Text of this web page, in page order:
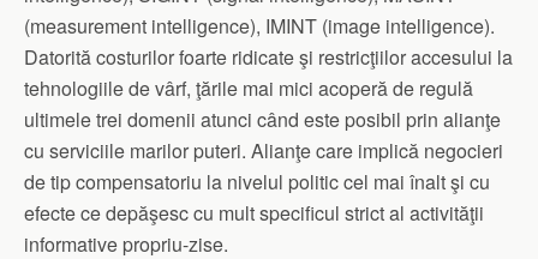
(measurement intelligence), IMINT (image intelligence).
Datorită costurilor foarte ridicate şi restricţiilor accesului la
tehnologiile de vârf, ţările mai mici acoperă de regulă
ultimele trei domenii atunci când este posibil prin alianţe
cu serviciile marilor puteri. Alianţe care implică negocieri
de tip compensatoriu la nivelul politic cel mai înalt şi cu
efecte ce depăşesc cu mult specificul strict al activităţii
informative propriu-zise.